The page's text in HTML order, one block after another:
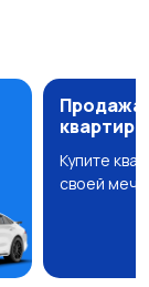
Продажа
квартир
Купите
своей